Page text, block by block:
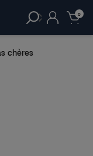
clear 0
chères